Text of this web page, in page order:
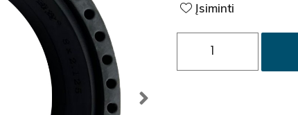
Įsiminti